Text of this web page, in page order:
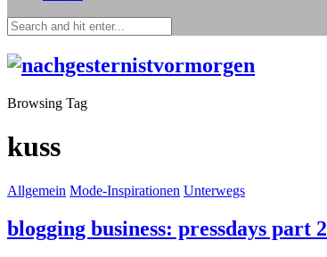
Browsing Tag
kuss
Allgemein Mode-Inspirationen Unterwegs
blogging business: pressdays part 2